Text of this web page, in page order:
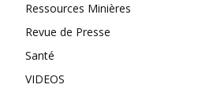
Ressources Minières
Revue de Presse
Santé
VIDEOS